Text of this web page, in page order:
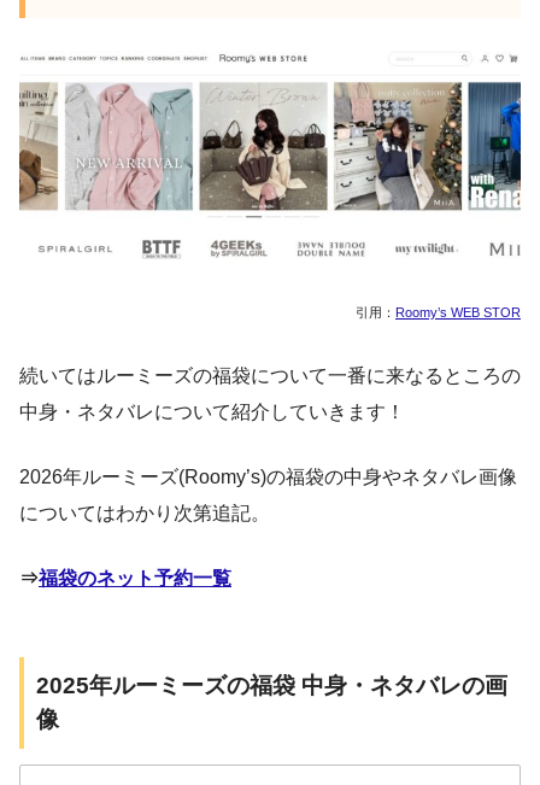
引用： Roomy’s WEB STOR
続いてはルーミーズの福袋について一番に来なるところの
中身・ネタバレについて紹介していきます！
2026年ルーミーズ(Roomy’s)の福袋の中身やネタバレ画像
についてはわかり次第追記。
⇒福袋のネット予約一覧
2025年ルーミーズの福袋 中身・ネタバレの画
像